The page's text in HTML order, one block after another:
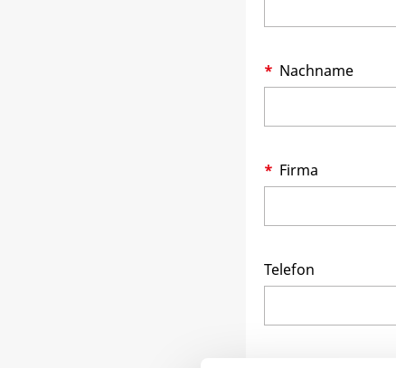
Nachname
Firma
Telefon